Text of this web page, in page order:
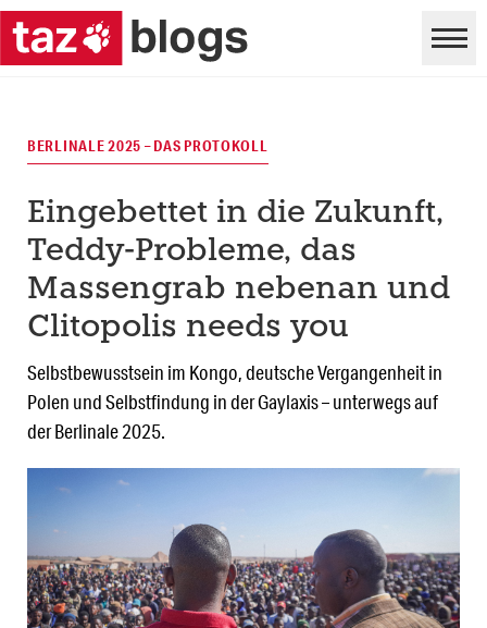
BERLINALE 2025 – DAS PROTOKOLL
Eingebettet in die Zukunft,
Teddy-Probleme, das
Massengrab nebenan und
Clitopolis needs you
Selbstbewusstsein im Kongo, deutsche Vergangenheit in
Polen und Selbstfindung in der Gaylaxis – unterwegs auf
der Berlinale 2025.